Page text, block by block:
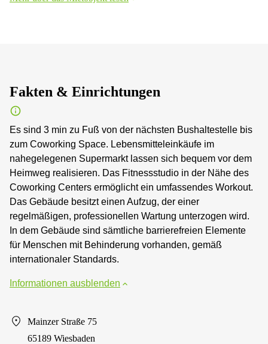
Fakten & Einrichtungen
Es sind 3 min zu Fuß von der nächsten Bushaltestelle bis
zum Coworking Space. Lebensmitteleinkäufe im
nahegelegenen Supermarkt lassen sich bequem vor dem
Heimweg realisieren. Das Fitnessstudio in der Nähe des
Coworking Centers ermöglicht ein umfassendes Workout.
Das Gebäude besitzt einen Aufzug, der einer
regelmäßigen, professionellen Wartung unterzogen wird.
In dem Gebäude sind sämtliche barrierefreien Elemente
für Menschen mit Behinderung vorhanden, gemäß
internationaler Standards.
Informationen ausblenden
Mainzer Straße 75
65189 Wiesbaden